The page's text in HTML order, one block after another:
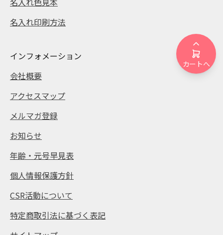
カートへ
名入れ印刷方法
インフォメーション
会社概要
アクセスマップ
メルマガ登録
お知らせ
年齢・元号早見表
個人情報保護方針
CSR活動について
特定商取引法に基づく表記